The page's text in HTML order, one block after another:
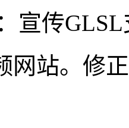
传GLSL
站。修正